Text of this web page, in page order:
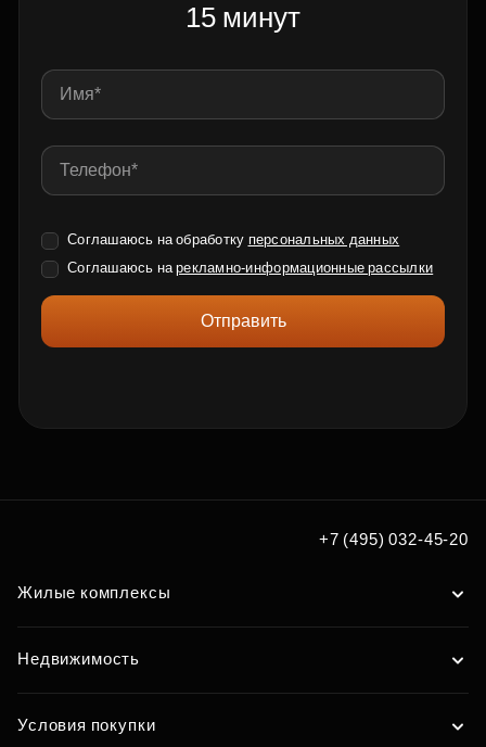
15 минут
Соглашаюсь на обработку персональных данных
Соглашаюсь нарекламно-информационные рассылки
Отправить
+7 (495) 032-45-20
Жилые комплексы
Недвижимость
Условия покупки